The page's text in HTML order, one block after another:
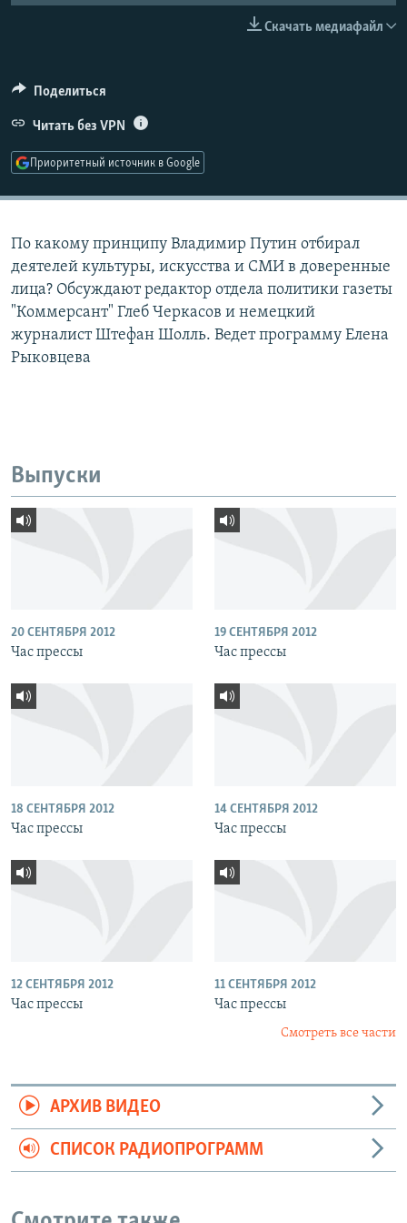
СОЦИАЛЬНЫЕ СЕТИ
Скачать медиафайл
Поделиться
Читать без VPN
Приоритетный источник в Google
По какому принципу Владимир Путин отбирал
деятелей культуры, искусства и СМИ в доверенные
лица? Обсуждают редактор отдела политики газеты
"Коммерсант" Глеб Черкасов и немецкий
журналист Штефан Шолль. Ведет программу Елена
Рыковцева
Выпуски
20 СЕНТЯБРЯ 2012
Час прессы
19 СЕНТЯБРЯ 2012
Час прессы
18 СЕНТЯБРЯ 2012
Час прессы
14 СЕНТЯБРЯ 2012
Час прессы
12 СЕНТЯБРЯ 2012
Час прессы
11 СЕНТЯБРЯ 2012
Час прессы
Смотреть все части
АРХИВ ВИДЕО
СПИСОК РАДИОПРОГРАММ